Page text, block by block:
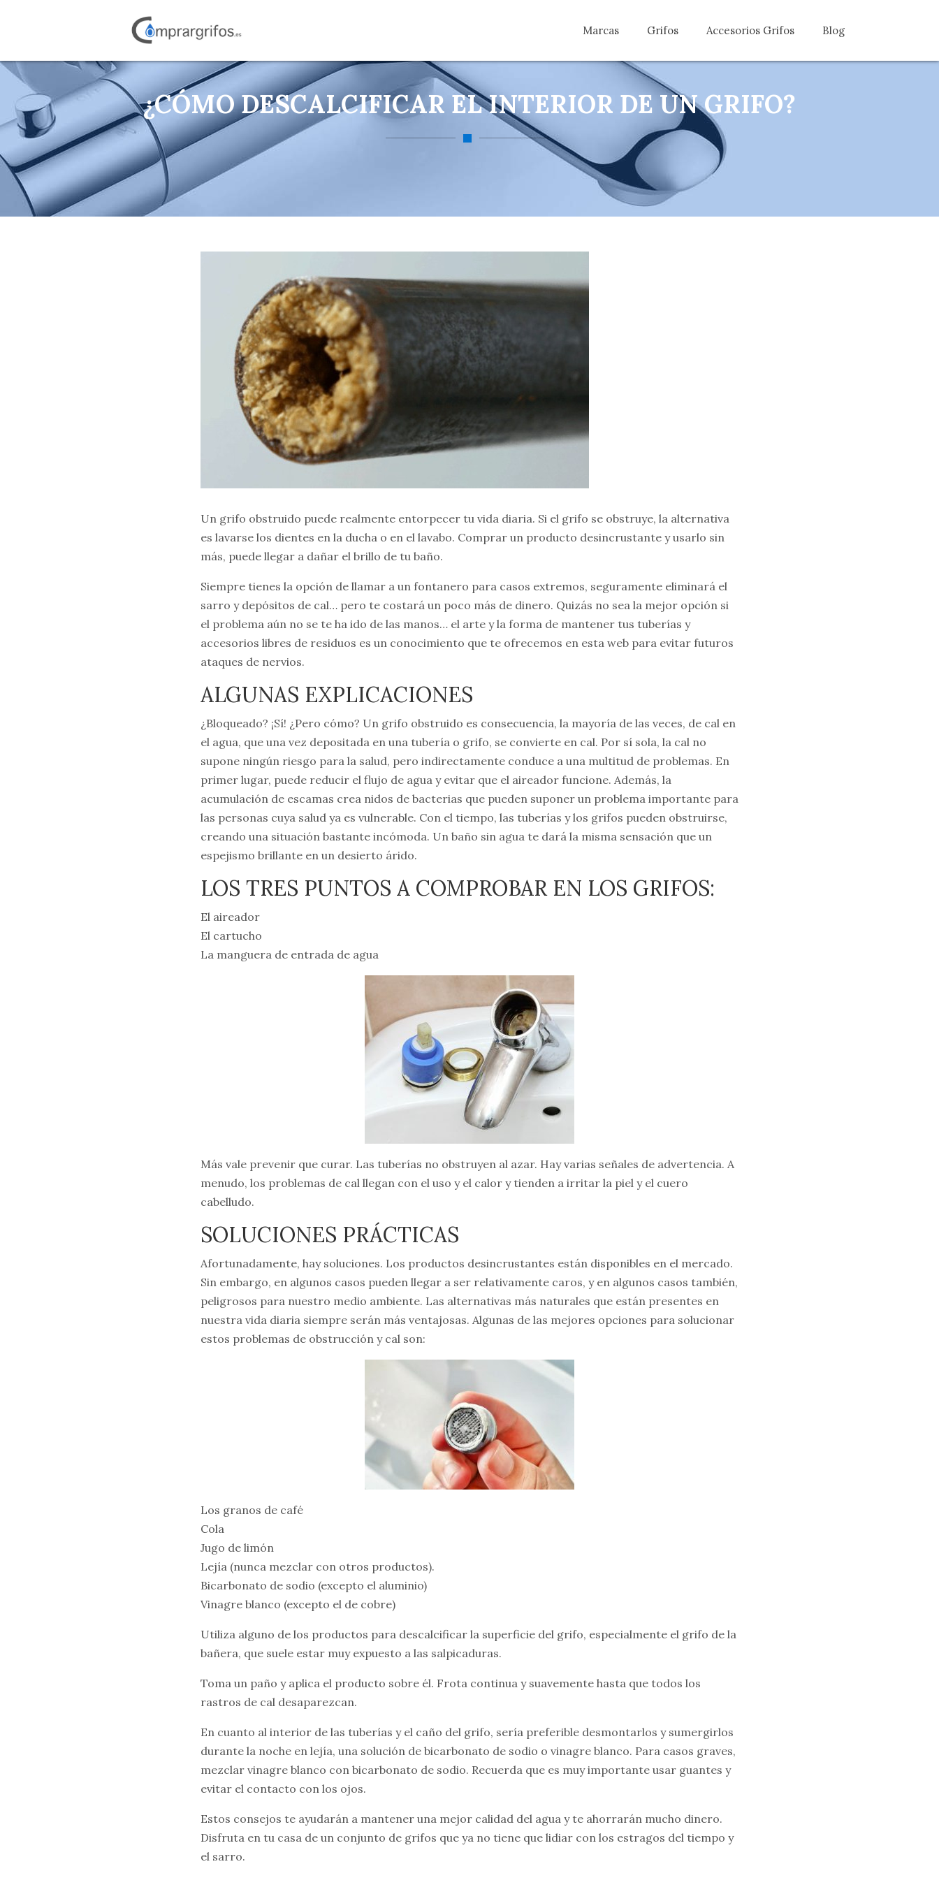
Marcas Grifos Accesorios Grifos Blog
¿CÓMO DESCALCIFICAR EL INTERIOR DE UN GRIFO?
Un grifo obstruido puede realmente entorpecer tu vida diaria. Si el grifo se obstruye, la alternativa
es lavarse los dientes en la ducha o en el lavabo. Comprar un producto desincrustante y usarlo sin
más, puede llegar a dañar el brillo de tu baño.
Siempre tienes la opción de llamar a un fontanero para casos extremos, seguramente eliminará el
sarro y depósitos de cal… pero te costará un poco más de dinero. Quizás no sea la mejor opción si
el problema aún no se te ha ido de las manos… el arte y la forma de mantener tus tuberías y
accesorios libres de residuos es un conocimiento que te ofrecemos en esta web para evitar futuros
ataques de nervios.
ALGUNAS EXPLICACIONES
¿Bloqueado? ¡Sí! ¿Pero cómo? Un grifo obstruido es consecuencia, la mayoría de las veces, de cal en
el agua, que una vez depositada en una tubería o grifo, se convierte en cal. Por sí sola, la cal no
supone ningún riesgo para la salud, pero indirectamente conduce a una multitud de problemas. En
primer lugar, puede reducir el flujo de agua y evitar que el aireador funcione. Además, la
acumulación de escamas crea nidos de bacterias que pueden suponer un problema importante para
las personas cuya salud ya es vulnerable. Con el tiempo, las tuberías y los grifos pueden obstruirse,
creando una situación bastante incómoda. Un baño sin agua te dará la misma sensación que un
espejismo brillante en un desierto árido.
LOS TRES PUNTOS A COMPROBAR EN LOS GRIFOS:
El aireador
El cartucho
La manguera de entrada de agua
Más vale prevenir que curar. Las tuberías no obstruyen al azar. Hay varias señales de advertencia. A
menudo, los problemas de cal llegan con el uso y el calor y tienden a irritar la piel y el cuero
cabelludo.
SOLUCIONES PRÁCTICAS
Afortunadamente, hay soluciones. Los productos desincrustantes están disponibles en el mercado.
Sin embargo, en algunos casos pueden llegar a ser relativamente caros, y en algunos casos también,
peligrosos para nuestro medio ambiente. Las alternativas más naturales que están presentes en
nuestra vida diaria siempre serán más ventajosas. Algunas de las mejores opciones para solucionar
estos problemas de obstrucción y cal son:
Los granos de café
Cola
Jugo de limón
Lejía (nunca mezclar con otros productos).
Bicarbonato de sodio (excepto el aluminio)
Vinagre blanco (excepto el de cobre)
Utiliza alguno de los productos para descalcificar la superficie del grifo, especialmente el grifo de la
bañera, que suele estar muy expuesto a las salpicaduras.
Toma un paño y aplica el producto sobre él. Frota continua y suavemente hasta que todos los
rastros de cal desaparezcan.
En cuanto al interior de las tuberías y el caño del grifo, sería preferible desmontarlos y sumergirlos
durante la noche en lejía, una solución de bicarbonato de sodio o vinagre blanco. Para casos graves,
mezclar vinagre blanco con bicarbonato de sodio. Recuerda que es muy importante usar guantes y
evitar el contacto con los ojos.
Estos consejos te ayudarán a mantener una mejor calidad del agua y te ahorrarán mucho dinero.
Disfruta en tu casa de un conjunto de grifos que ya no tiene que lidiar con los estragos del tiempo y
el sarro.